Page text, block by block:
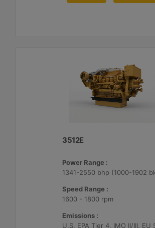
3512E
Power Range :
Speed Range :
1600 - 1800 rpm
Emissions :